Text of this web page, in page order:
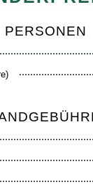
PERSONEN